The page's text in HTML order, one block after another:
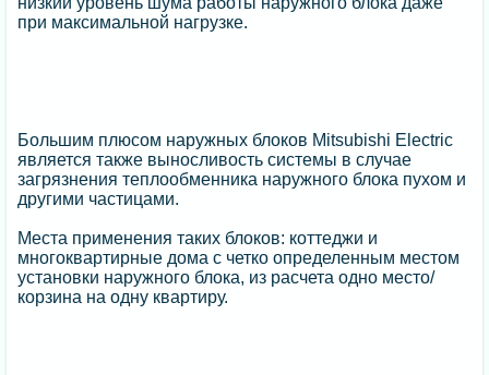
при максимальной нагрузке.
Большим плюсом наружных блоков Mitsubishi Electric
является также выносливость системы в случае
загрязнения теплообменника наружного блока пухом и
другими частицами.
Места применения таких блоков: коттеджи и
многоквартирные дома с четко определенным местом
установки наружного блока, из расчета одно место/
корзина на одну квартиру.